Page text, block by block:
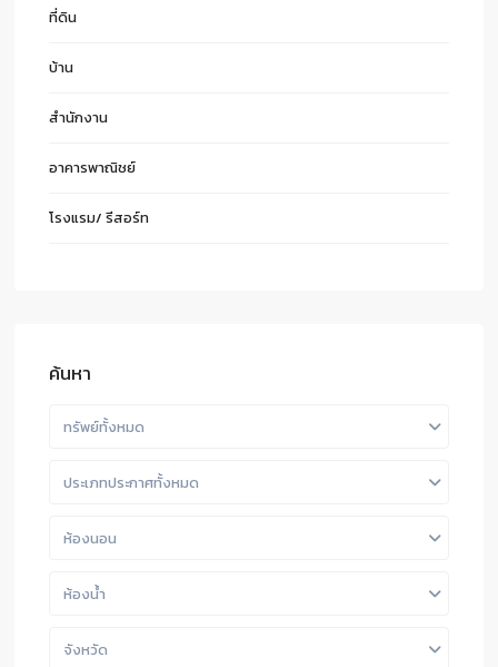
ที่ดิน
บ้าน
สำนักงาน
อาคารพาณิชย์
โรงแรม/ รีสอร์ท
ค้นหา
ทรัพย์ทั้งหมด
ประเภทประกาศทั้งหมด
ห้องนอน
ห้องน้ำ
จังหวัด